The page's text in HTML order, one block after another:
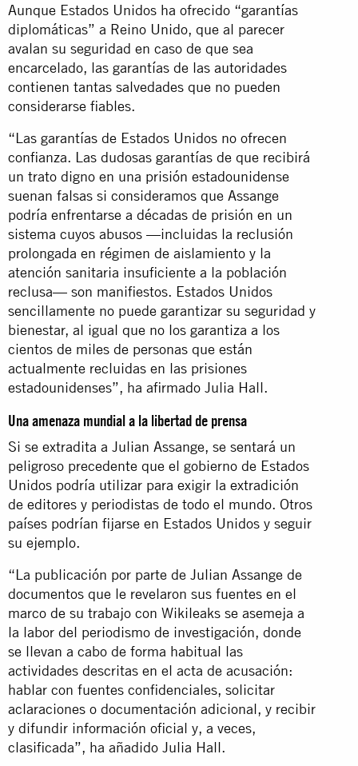
Aunque Estados Unidos ha ofrecido “garantías
diplomáticas” a Reino Unido, que al parecer
avalan su seguridad en caso de que sea
encarcelado, las garantías de las autoridades
contienen tantas salvedades que no pueden
considerarse fiables.
“Las garantías de Estados Unidos no ofrecen
confianza. Las dudosas garantías de que recibirá
un trato digno en una prisión estadounidense
suenan falsas si consideramos que Assange
podría enfrentarse a décadas de prisión en un
sistema cuyos abusos —incluidas la reclusión
prolongada en régimen de aislamiento y la
atención sanitaria insuficiente a la población
reclusa— son manifiestos. Estados Unidos
sencillamente no puede garantizar su seguridad y
bienestar, al igual que no los garantiza a los
cientos de miles de personas que están
actualmente recluidas en las prisiones
estadounidenses”, ha afirmado Julia Hall.
Una amenaza mundial a la libertad de prensa
Si se extradita a Julian Assange, se sentará un
peligroso precedente que el gobierno de Estados
Unidos podría utilizar para exigir la extradición
de editores y periodistas de todo el mundo. Otros
países podrían fijarse en Estados Unidos y seguir
su ejemplo.
“La publicación por parte de Julian Assange de
documentos que le revelaron sus fuentes en el
marco de su trabajo con Wikileaks se asemeja a
la labor del periodismo de investigación, donde
se llevan a cabo de forma habitual las
actividades descritas en el acta de acusación:
hablar con fuentes confidenciales, solicitar
aclaraciones o documentación adicional, y recibir
y difundir información oficial y, a veces,
clasificada”, ha añadido Julia Hall.